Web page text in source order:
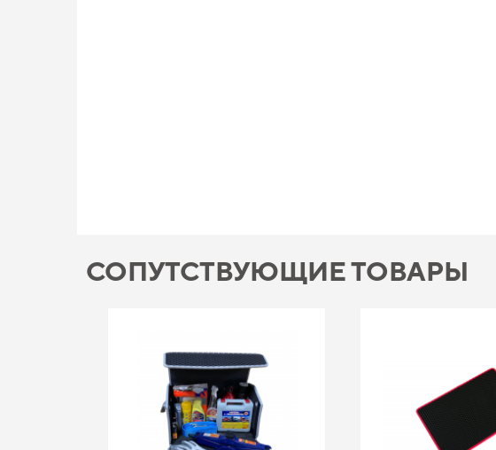
СОПУТСТВУЮЩИЕ ТОВАРЫ